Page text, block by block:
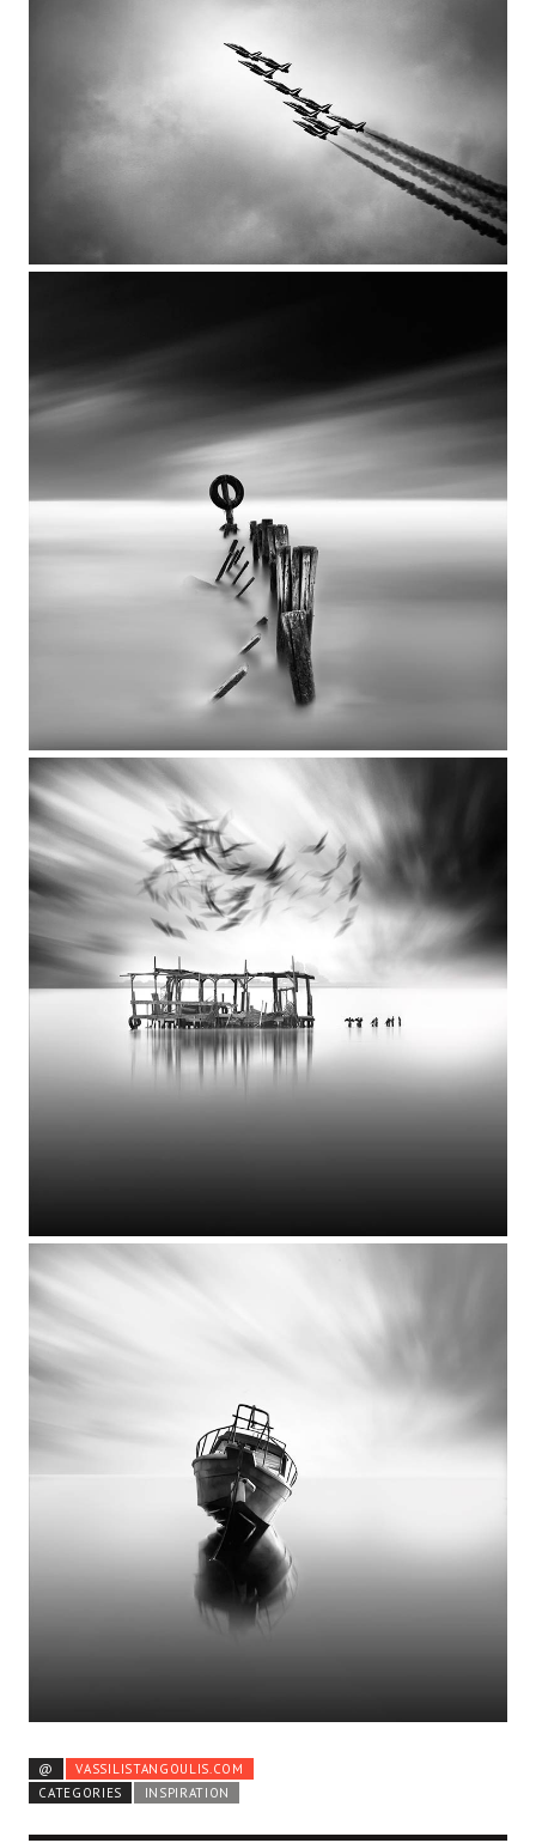
@
VASSILISTANGOULIS.COM
CATEGORIES
INSPIRATION